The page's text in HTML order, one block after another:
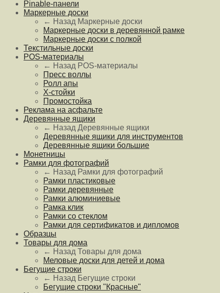
Pinable-панели
Маркерные доски
← Назад Маркерные доски
Маркерные доски в деревянной рамке
Маркерные доски с полкой
Текстильные доски
POS-материалы
← Назад POS-материалы
Пресс воллы
Ролл апы
Х-стойки
Промостойка
Реклама на асфальте
Деревянные ящики
← Назад Деревянные ящики
Деревянные ящики для инструментов
Деревянные ящики большие
Монетницы
Рамки для фотографий
← Назад Рамки для фотографий
Рамки пластиковые
Рамки деревянные
Рамки алюминиевые
Рамка клик
Рамки со стеклом
Рамки для сертификатов и дипломов
Образцы
Товары для дома
← Назад Товары для дома
Меловые доски для детей и дома
Бегущие строки
← Назад Бегущие строки
Бегущие строки "Красные"